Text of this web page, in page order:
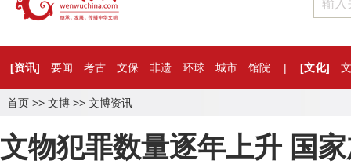
[资讯] 要闻 考古 文保 非遗 环球 城市 馆院 | [文化]
首页 >> 文博 >> 文博资讯
文物犯罪数量逐年上升 国